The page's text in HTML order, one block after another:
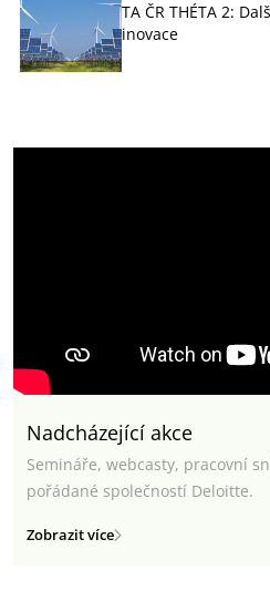
TA ČR THÉTA 2:
inovace
Nadcházející akce
Semináře, webcasty, pracovní
pořádané společností Deloitte.
Zobrazit více